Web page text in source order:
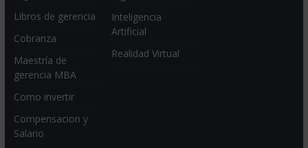
Libros de gerencia
Cobranza
Maestría de
gerencia MBA
Como invertir
Compensacion y
Salario
Inteligencia
Artificial
Realidad Virtual